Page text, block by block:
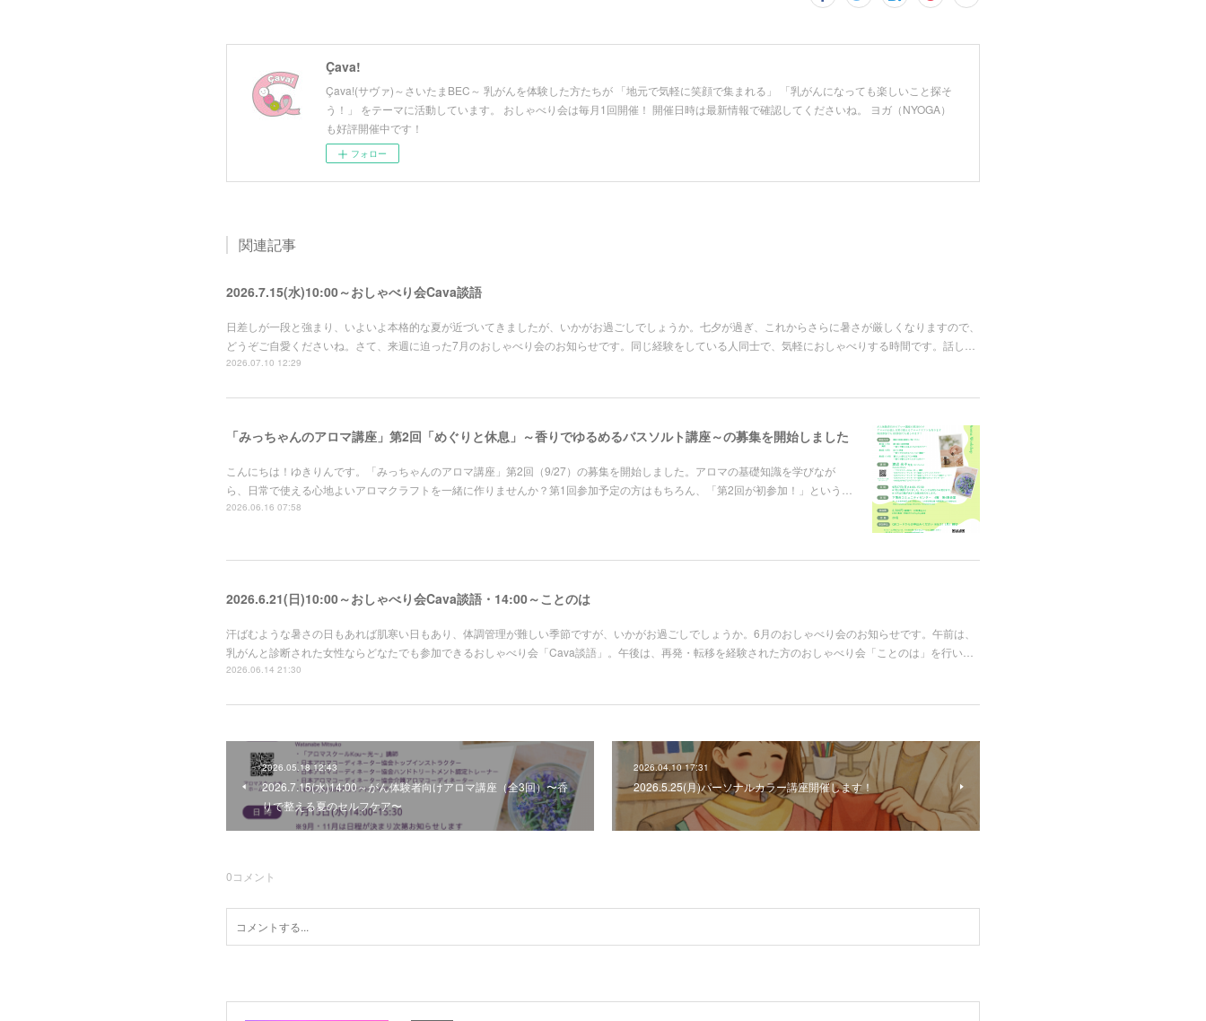
Çava!
Çava!(サヴァ)～さいたまBEC～ 乳がんを体験した方たちが 「地元で気軽に笑顔で集まれる」 「乳がんになっても楽しいこと探そ
う！」 をテーマに活動しています。 おしゃべり会は毎月1回開催！ 開催日時は最新情報で確認してくださいね。 ヨガ（NYOGA）
も好評開催中です！
フォロー
関連記事
2026.7.15(水)10:00～おしゃべり会Cava談語
日差しが一段と強まり、いよいよ本格的な夏が近づいてきましたが、いかがお過ごしでしょうか。七夕が過ぎ、これからさらに暑さが厳しくなりますので、
どうぞご自愛くださいね。さて、来週に迫った7月のおしゃべり会のお知らせです。同じ経験をしている人同士で、気軽におしゃべりする時間です。話し…
2026.07.10 12:29
「みっちゃんのアロマ講座」第2回「めぐりと休息」～香りでゆるめるバスソルト講座～の募集を開始しました
こんにちは！ゆきりんです。「みっちゃんのアロマ講座」第2回（9/27）の募集を開始しました。アロマの基礎知識を学びなが
ら、日常で使える心地よいアロマクラフトを一緒に作りませんか？第1回参加予定の方はもちろん、「第2回が初参加！」という…
2026.06.16 07:58
2026.6.21(日)10:00～おしゃべり会Cava談語・14:00～ことのは
汗ばむような暑さの日もあれば肌寒い日もあり、体調管理が難しい季節ですが、いかがお過ごしでしょうか。6月のおしゃべり会のお知らせです。午前は、
乳がんと診断された女性ならどなたでも参加できるおしゃべり会「Cava談語」。午後は、再発・転移を経験された方のおしゃべり会「ことのは」を行い…
2026.06.14 21:30
2026.05.18 12:43
2026.7.15(水)14:00～がん体験者向けアロマ講座（全3回）〜香
りで整える夏のセルフケア〜
2026.04.10 17:31
2026.5.25(月)パーソナルカラー講座開催します！
0コメント